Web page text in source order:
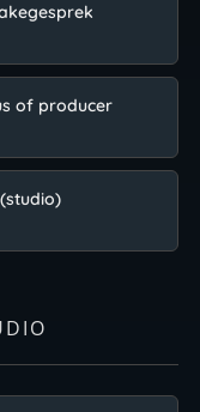
of producer